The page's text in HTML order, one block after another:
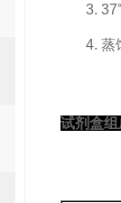
3.
4. 蒸
试剂盒组